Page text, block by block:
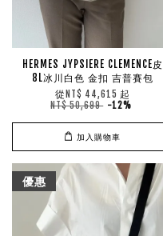
HERMES JYPSIERE CLEMENCE皮
8L冰川白色 金扣 吉普賽包
從 NT$ 44,615 起
NT$ 50,699 -12%
加入購物車
優惠